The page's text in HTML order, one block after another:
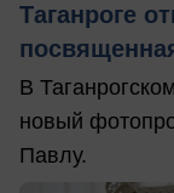
Таганроге
В
новый
Павлу.